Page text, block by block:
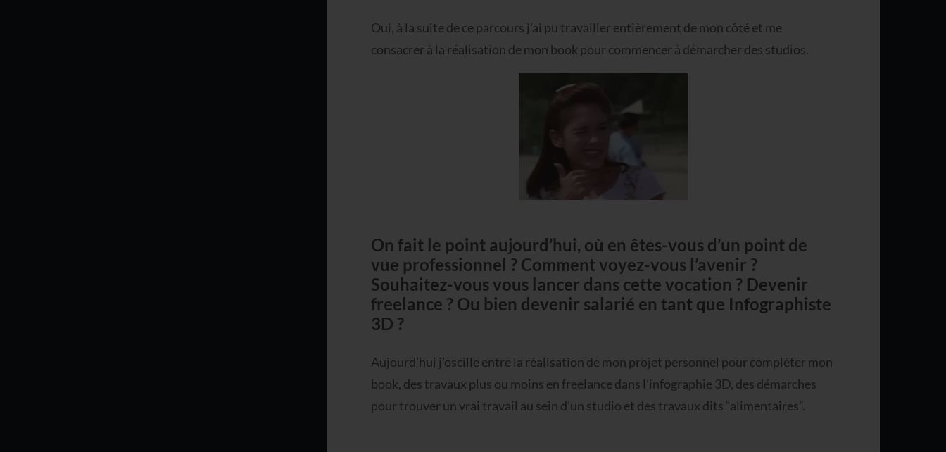
Oui, à la suite de ce parcours j’ai pu travailler entièrement de mon côté et me
consacrer à la réalisation de mon book pour commencer à démarcher des studios.
On fait le point aujourd’hui, où en êtes-vous d’un point de
vue professionnel ? Comment voyez-vous l’avenir ?
Souhaitez-vous vous lancer dans cette vocation ? Devenir
freelance ? Ou bien devenir salarié en tant que Infographiste
3D ?
Aujourd’hui j’oscille entre la réalisation de mon projet personnel pour compléter mon
book, des travaux plus ou moins en freelance dans l’infographie 3D, des démarches
pour trouver un vrai travail au sein d’un studio et des travaux dits “alimentaires”.